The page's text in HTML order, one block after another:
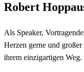
Robert
Als Speaker,
Herzen gerne und
ihrem einzigartigen Weg.